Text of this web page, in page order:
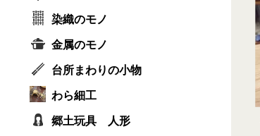
染織のモノ
金属のモノ
台所まわりの小物
わら細工
郷土玩具 人形